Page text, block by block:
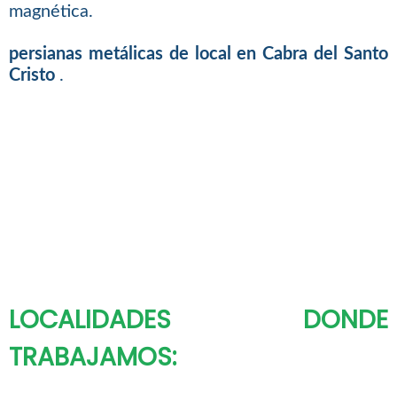
magnética.
persianas metálicas de local en Cabra del Santo
Cristo .
LOCALIDADES DONDE
TRABAJAMOS: